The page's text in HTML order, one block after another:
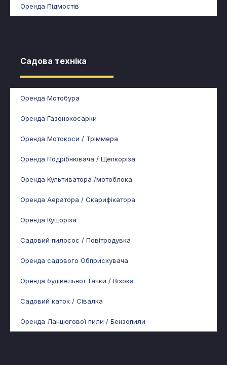
Оренда Підмостів
Садова техніка​
Оренда Мотобура
Оренда Газонокосарки
Оренда Мотокоси / Тріммера
Оренда Подрібнювача / Щепкоріза
Оренда Культиватора /мотоблока
Оренда Аератора / Скарифікатора
Оренда Кущоріза
Садовий пилосос / Повітродувка
Оренда садового Обприскувача
Оренда будівельної Тачки / Візока
Садовий каток / Сівалка
Оренда Ланцюгової пили / Бензопили